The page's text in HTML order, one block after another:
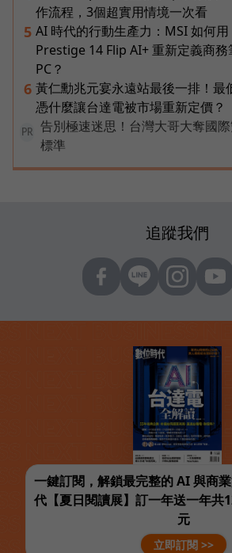
作流程，3個超實用情境一次看
5 AI 時代的行動生產力：MSI 如何
Prestige 14 Flip AI+ 重新定義商
PC？
6 黃仁勳兆元宴永遠站最後一排！最
憑什麼讓台達電被市場重新定價？
PR
告別極速迷思！台灣大哥大奪國
標準
追蹤我們
一鍵訂閱，解鎖最完整的 AI 與商
代【夏日閱讀展】訂一年送一年共
元
立即訂閱 >>